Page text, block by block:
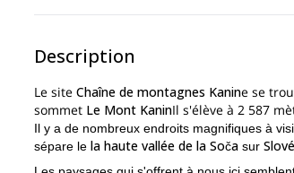
Description
Le site Chaîne de montagnes Kanine se
sommet Le Mont KaninIl s'élève à 2 587
Il y a de nombreux endroits magnifiques à
sépare le la haute vallée de la Soča sur